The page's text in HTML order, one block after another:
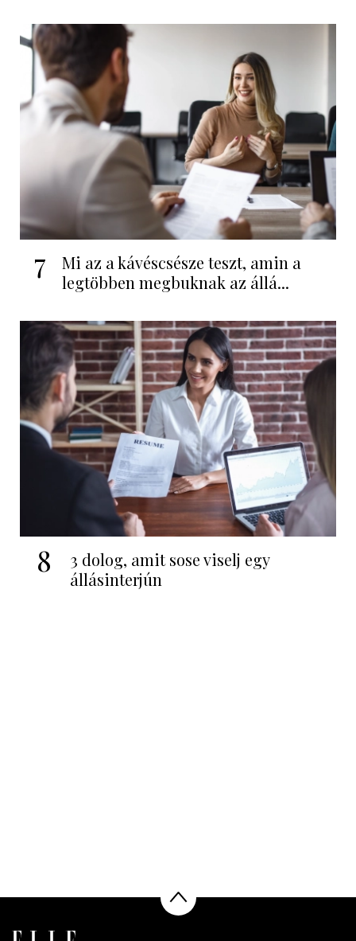
7
Mi az a kávéscsésze teszt, amin a
legtöbben megbuknak az állá...
8
3 dolog, amit sose viselj egy
állásinterjún